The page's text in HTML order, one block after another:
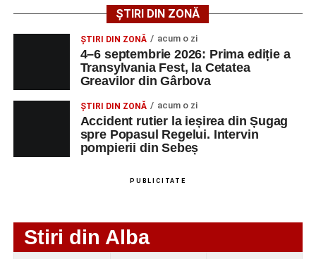
strada Dorobanți din Sebeș
Accident pe strada Dorobanți din Sebeș: fermeie
de 66 de ani rănită grav, după ce a fost lovită de o
motocicletă
4–6 septembrie 2026: Prima ediție a Transylvania
Fest, la Cetatea Greavilor din Gârbova
ȘTIRI DIN ZONĂ
ȘTIRI DIN ZONĂ acum o zi
4–6 septembrie 2026: Prima ediție a
Transylvania Fest, la Cetatea
Greavilor din Gârbova
ȘTIRI DIN ZONĂ acum o zi
Accident rutier la ieșirea din Șugag
spre Popasul Regelui. Intervin
pompierii din Sebeș
PUBLICITATE
Stiri din Alba